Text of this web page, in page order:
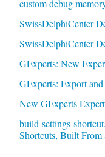
custom debug
SwissDelphiCenter
SwissDelphiCenter
GExperts: New
GExperts: Export
New GExperts
build-settings-
Shortcuts, Built From